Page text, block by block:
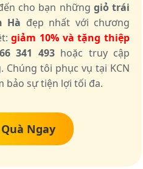
cho bạn những giỏ trái
Hà đẹp nhất với chương
giảm 10% và tặng thiệp
341 493hoặc truy cập
Chúng tôi phục vụ tại KCN
bảo sự tiện lợi tối đa.
Ngay